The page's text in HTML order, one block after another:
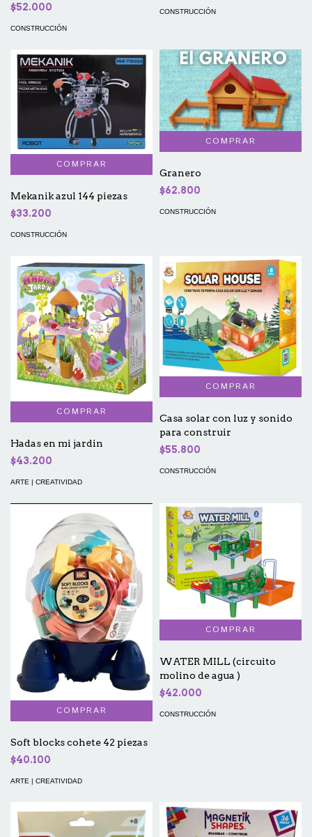
$52.000
CONSTRUCCIÓN
CONSTRUCCIÓN
Mekanik azul 144 piezas
$33.200
CONSTRUCCIÓN
Granero
$62.800
CONSTRUCCIÓN
Hadas en mi jardin
$43.200
ARTE | CREATIVIDAD
Casa solar con luz y sonido
para construir
$55.800
CONSTRUCCIÓN
Soft blocks cohete 42 piezas
$40.100
ARTE | CREATIVIDAD
WATER MILL (circuito
molino de agua )
$42.000
CONSTRUCCIÓN